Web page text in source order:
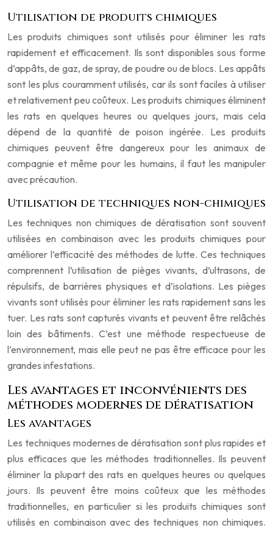
Utilisation de produits chimiques
Les produits chimiques sont utilisés pour éliminer les rats
rapidement et efficacement. Ils sont disponibles sous forme
d’appâts, de gaz, de spray, de poudre ou de blocs. Les appâts
sont les plus couramment utilisés, car ils sont faciles à utiliser
et relativement peu coûteux. Les produits chimiques éliminent
les rats en quelques heures ou quelques jours, mais cela
dépend de la quantité de poison ingérée. Les produits
chimiques peuvent être dangereux pour les animaux de
compagnie et même pour les humains, il faut les manipuler
avec précaution.
Utilisation de techniques non-chimiques
Les techniques non chimiques de dératisation sont souvent
utilisées en combinaison avec les produits chimiques pour
améliorer l’efficacité des méthodes de lutte. Ces techniques
comprennent l’utilisation de pièges vivants, d’ultrasons, de
répulsifs, de barrières physiques et d’isolations. Les pièges
vivants sont utilisés pour éliminer les rats rapidement sans les
tuer. Les rats sont capturés vivants et peuvent être relâchés
loin des bâtiments. C’est une méthode respectueuse de
l’environnement, mais elle peut ne pas être efficace pour les
grandes infestations.
Les avantages et inconvénients des
méthodes modernes de dératisation
Les avantages
Les techniques modernes de dératisation sont plus rapides et
plus efficaces que les méthodes traditionnelles. Ils peuvent
éliminer la plupart des rats en quelques heures ou quelques
jours. Ils peuvent être moins coûteux que les méthodes
traditionnelles, en particulier si les produits chimiques sont
utilisés en combinaison avec des techniques non chimiques.